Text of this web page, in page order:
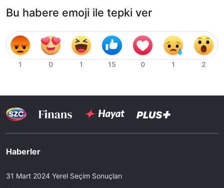
Bu habere emoji ile tepki ver
Haberler
31 Mart 2024 Yerel Seçim Sonuçları